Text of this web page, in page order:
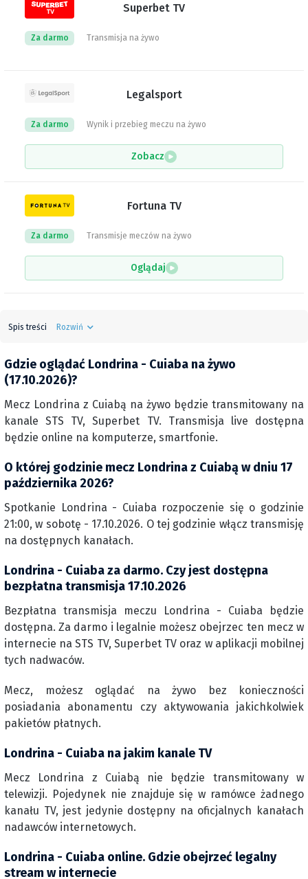
Superbet TV
Transmisja na żywo
Za darmo
Legalsport
Wynik i przebieg meczu na żywo
Za darmo
Zobacz
Fortuna TV
Transmisje meczów na żywo
Za darmo
Oglądaj
Spis treści Rozwiń
Gdzie oglądać Londrina - Cuiaba na żywo
(17.10.2026)?
Mecz Londrina z Cuiabą na żywo będzie transmitowany na
kanale STS TV, Superbet TV. Transmisja live dostępna
będzie online na komputerze, smartfonie.
O której godzinie mecz Londrina z Cuiabą w dniu 17
października 2026?
Spotkanie Londrina - Cuiaba rozpoczenie się o godzinie
21:00, w sobotę - 17.10.2026. O tej godzinie włącz transmisję
na dostępnych kanałach.
Londrina - Cuiaba za darmo. Czy jest dostępna
bezpłatna transmisja 17.10.2026
Bezpłatna transmisja meczu Londrina - Cuiaba będzie
dostępna. Za darmo i legalnie możesz obejrzec ten mecz w
internecie na STS TV, Superbet TV oraz w aplikacji mobilnej
tych nadwaców.
Mecz, możesz oglądać na żywo bez konieczności
posiadania abonamentu czy aktywowania jakichkolwiek
pakietów płatnych.
Londrina - Cuiaba na jakim kanale TV
Mecz Londrina z Cuiabą nie będzie transmitowany w
telewizji. Pojedynek nie znajduje się w ramówce żadnego
kanału TV, jest jedynie dostępny na oficjalnych kanałach
nadawców internetowych.
Londrina - Cuiaba online. Gdzie obejrzeć legalny
stream w internecie